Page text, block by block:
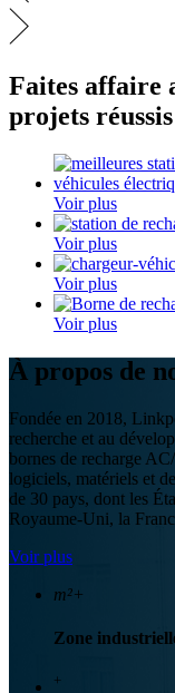
Faites affaire
projets réussis
Voir plus
Voir plus
Voir plus
Voir plus
À propos de
Fondée en 2018,
recherche et au
bornes de recharge
logiciels, matériels et
de 30 pays, dont les
Royaume-Uni, la
Voir plus
m²+
Zone
+